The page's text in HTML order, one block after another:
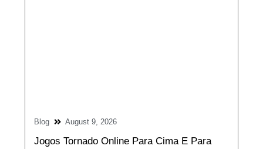
Blog August 9, 2026
Jogos Tornado Online Para Cima E Para